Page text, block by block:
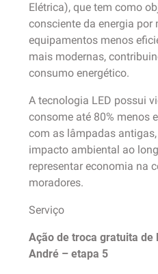
Elétrica), que tem como
consciente da energia
equipamentos menos
mais modernas,
consumo energético.
A tecnologia LED possui
consome até 80% menos
com as lâmpadas
impacto ambiental ao
representar economia na
moradores.
Serviço
Ação de troca gratuita de
André – etapa 5